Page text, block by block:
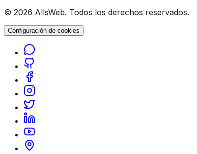
© 2026 AllsWeb. Todos los derechos reservados.
Configuración de cookies